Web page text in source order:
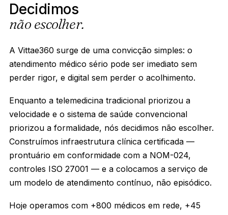
Decidimos
não escolher.
A Vittae360 surge de uma convicção simples: o
atendimento médico sério pode ser imediato sem
perder rigor, e digital sem perder o acolhimento.
Enquanto a telemedicina tradicional priorizou a
velocidade e o sistema de saúde convencional
priorizou a formalidade, nós decidimos não escolher.
Construímos infraestrutura clínica certificada —
prontuário em conformidade com a NOM-024,
controles ISO 27001 — e a colocamos a serviço de
um modelo de atendimento contínuo, não episódico.
Hoje operamos com +800 médicos em rede, +45